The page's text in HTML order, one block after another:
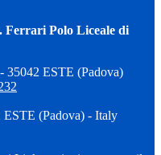
Ferrari Polo Liceale di
35042 ESTE (Padova)
ESTE (Padova) - Italy